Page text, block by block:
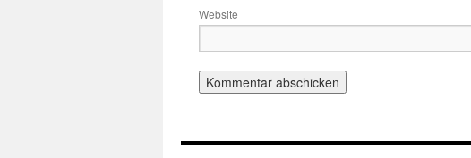
Website